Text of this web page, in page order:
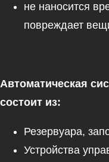
не наносится
повреждает
Автоматическая
состоит из:
Резервуара,
Устройства